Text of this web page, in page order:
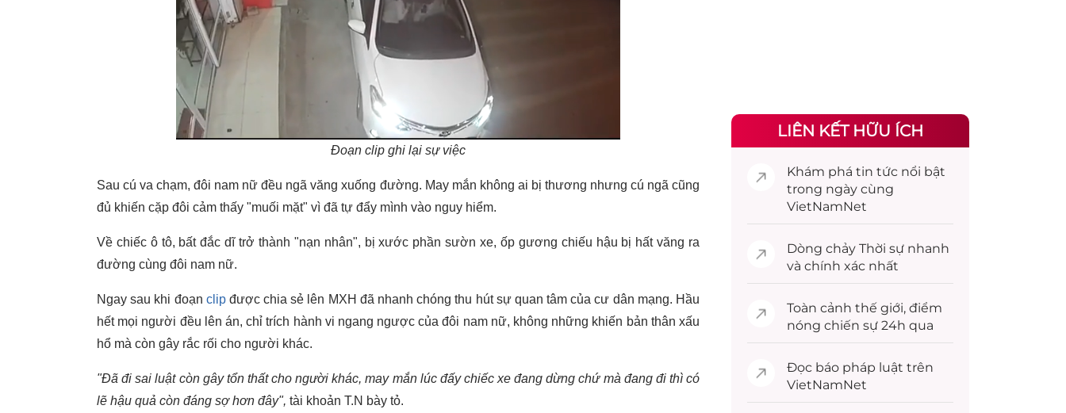
Đoạn clip ghi lại sự việc
Sau cú va chạm, đôi nam nữ đều ngã văng xuống đường. May mắn không ai bị thương nhưng cú ngã cũng
đủ khiến cặp đôi cảm thấy "muối mặt" vì đã tự đẩy mình vào nguy hiểm.
Về chiếc ô tô, bất đắc dĩ trở thành "nạn nhân", bị xước phần sườn xe, ốp gương chiếu hậu bị hất văng ra
đường cùng đôi nam nữ.
Ngay sau khi đoạn clipđược chia sẻ lên MXH đã nhanh chóng thu hút sự quan tâm của cư dân mạng. Hầu
hết mọi người đều lên án, chỉ trích hành vi ngang ngược của đôi nam nữ, không những khiến bản thân xấu
hổ mà còn gây rắc rối cho người khác.
"Đã đi sai luật còn gây tổn thất cho người khác, may mắn lúc đấy chiếc xe đang dừng chứ mà đang đi thì có
lẽ hậu quả còn đáng sợ hơn đây", tài khoản T.N bày tỏ.
LIÊN KẾT HỮU ÍCH
Khám phá tin tức nổi bật
trong ngày cùng
VietNamNet
Dòng chảy Thời sự nhanh
và chính xác nhất
Toàn cảnh thế giới, điểm
nóng chiến sự 24h qua
Đọc báo pháp luật trên
VietNamNet